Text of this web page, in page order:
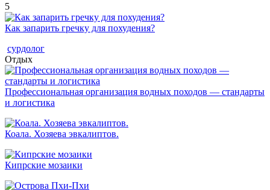
5
Как запарить гречку для похудения?
сурдолог
Отдых
Профессиональная организация водных походов — стандарты
и логистика
Коала. Хозяева эвкалиптов.
Кипрские мозаики